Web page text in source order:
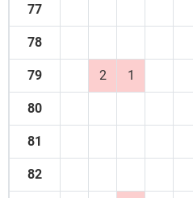
77
78
79 2 1
80
81
82